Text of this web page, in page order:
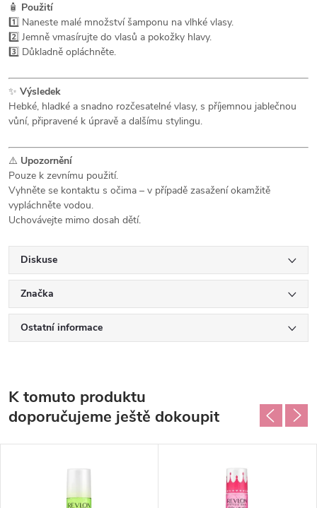
🧴 Použití
1️⃣ Naneste malé množství šamponu na vlhké vlasy.
2️⃣ Jemně vmasírujte do vlasů a pokožky hlavy.
3️⃣ Důkladně opláchněte.
✨ Výsledek
Hebké, hladké a snadno rozčesatelné vlasy, s příjemnou jablečnou
vůní, připravené k úpravě a dalšímu stylingu.
⚠️ Upozornění
Pouze k zevnímu použití.
Vyhněte se kontaktu s očima – v případě zasažení okamžitě
vypláchněte vodou.
Uchovávejte mimo dosah dětí.
Diskuse
Značka
Ostatní informace
K tomuto produktu
doporučujeme ještě dokoupit